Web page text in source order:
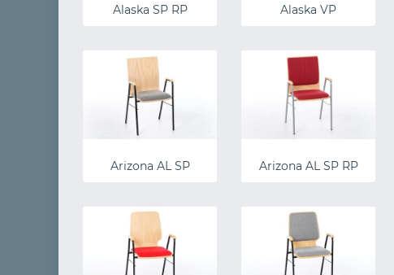
Alaska SP RP Alaska VP
Arizona AL SP Arizona AL SP RP